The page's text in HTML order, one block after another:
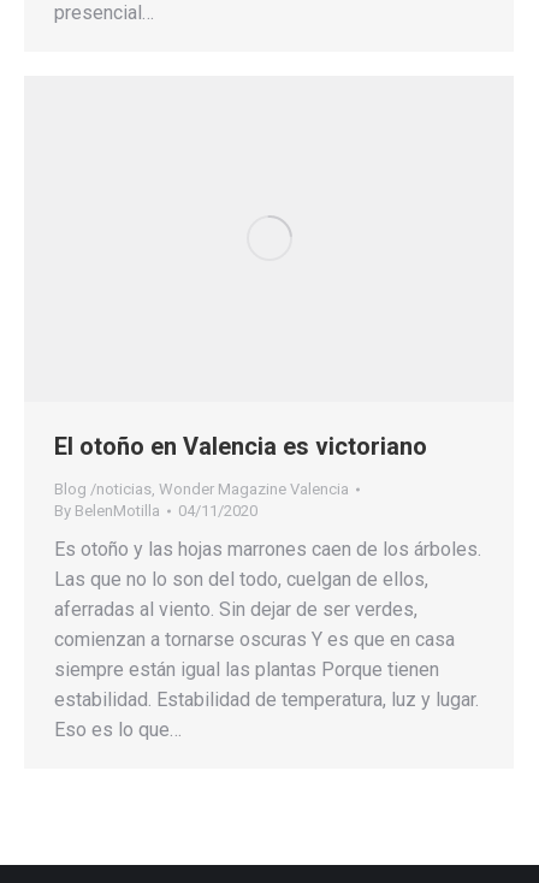
presencial…
El otoño en Valencia es victoriano
Blog /noticias, Wonder Magazine Valencia
By BelenMotilla 04/11/2020
Es otoño y las hojas marrones caen de los árboles.
Las que no lo son del todo, cuelgan de ellos,
aferradas al viento. Sin dejar de ser verdes,
comienzan a tornarse oscuras Y es que en casa
siempre están igual las plantas Porque tienen
estabilidad. Estabilidad de temperatura, luz y lugar.
Eso es lo que…